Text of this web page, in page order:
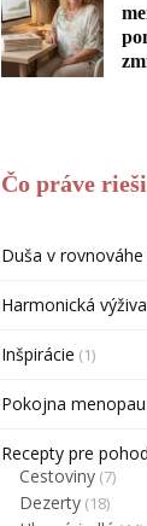
Čo práve
Duša v rovnováhe
Harmonická výživa
Inšpirácie (1)
Pokojna
Recepty pre
Cestoviny (7)
Dezerty (18)